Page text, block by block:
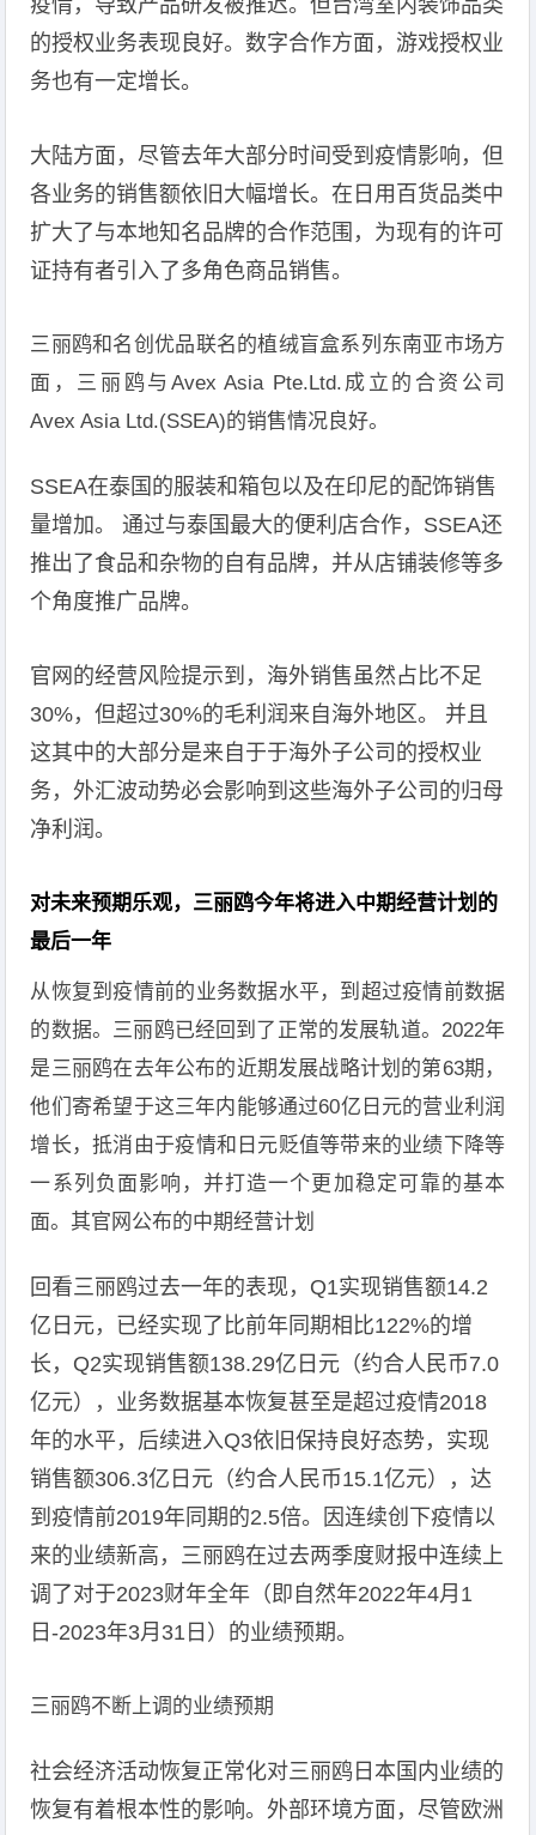
疫情，导致产品研发被推迟。但台湾室内装饰品类
的授权业务表现良好。数字合作方面，游戏授权业
务也有一定增长。
大陆方面，尽管去年大部分时间受到疫情影响，但
各业务的销售额依旧大幅增长。在日用百货品类中
扩大了与本地知名品牌的合作范围，为现有的许可
证持有者引入了多角色商品销售。
三丽鸥和名创优品联名的植绒盲盒系列东南亚市场方
面，三丽鸥与Avex Asia Pte.Ltd.成立的合资公司
Avex Asia Ltd.(SSEA)的销售情况良好。
SSEA在泰国的服装和箱包以及在印尼的配饰销售
量增加。 通过与泰国最大的便利店合作，SSEA还
推出了食品和杂物的自有品牌，并从店铺装修等多
个角度推广品牌。
官网的经营风险提示到，海外销售虽然占比不足
30%，但超过30%的毛利润来自海外地区。 并且
这其中的大部分是来自于于海外子公司的授权业
务，外汇波动势必会影响到这些海外子公司的归母
净利润。
对未来预期乐观，三丽鸥今年将进入中期经营计划的
最后一年
从恢复到疫情前的业务数据水平，到超过疫情前数据
的数据。三丽鸥已经回到了正常的发展轨道。2022年
是三丽鸥在去年公布的近期发展战略计划的第63期，
他们寄希望于这三年内能够通过60亿日元的营业利润
增长，抵消由于疫情和日元贬值等带来的业绩下降等
一系列负面影响，并打造一个更加稳定可靠的基本
面。其官网公布的中期经营计划
回看三丽鸥过去一年的表现，Q1实现销售额14.2
亿日元，已经实现了比前年同期相比122%的增
长，Q2实现销售额138.29亿日元（约合人民币7.0
亿元），业务数据基本恢复甚至是超过疫情2018
年的水平，后续进入Q3依旧保持良好态势，实现
销售额306.3亿日元（约合人民币15.1亿元），达
到疫情前2019年同期的2.5倍。因连续创下疫情以
来的业绩新高，三丽鸥在过去两季度财报中连续上
调了对于2023财年全年（即自然年2022年4月1
日-2023年3月31日）的业绩预期。
三丽鸥不断上调的业绩预期
社会经济活动恢复正常化对三丽鸥日本国内业绩的
恢复有着根本性的影响。外部环境方面，尽管欧洲